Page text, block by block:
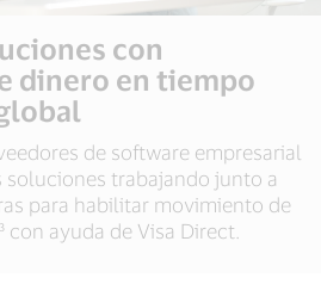
con
dinero en tiempo
de software empresarial
trabajando junto a
para habilitar movimiento de
ayuda de Visa Direct.